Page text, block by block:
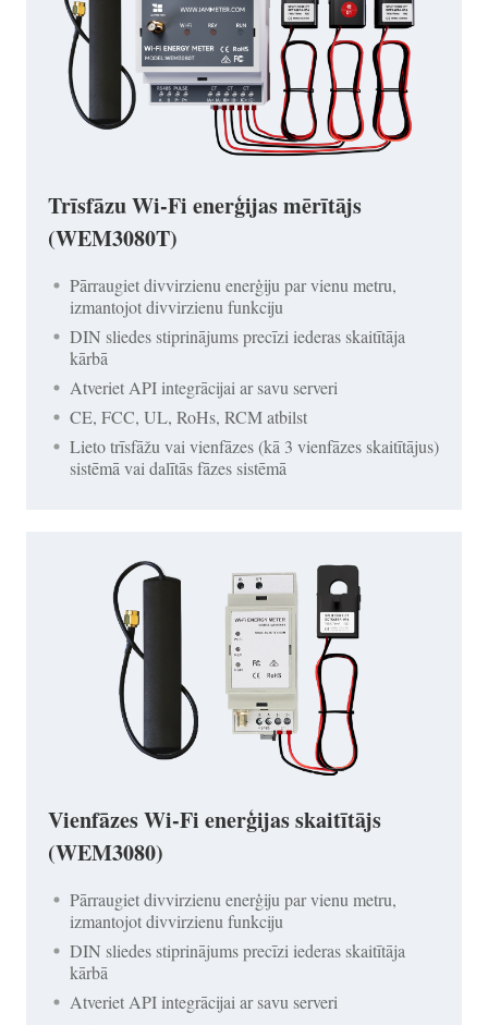
Trīsfāzu Wi-Fi enerģijas mērītājs
(WEM3080T)
Pārraugiet divvirzienu enerģiju par vienu metru,
izmantojot divvirzienu funkciju
DIN sliedes stiprinājums precīzi iederas skaitītāja
kārbā
Atveriet API integrācijai ar savu serveri
CE, FCC, UL, RoHs, RCM atbilst
Lieto trīsfāžu vai vienfāzes (kā 3 vienfāzes skaitītājus)
sistēmā vai dalītās fāzes sistēmā
Vienfāzes Wi-Fi enerģijas skaitītājs
(WEM3080)
Pārraugiet divvirzienu enerģiju par vienu metru,
izmantojot divvirzienu funkciju
DIN sliedes stiprinājums precīzi iederas skaitītāja
kārbā
Atveriet API integrācijai ar savu serveri